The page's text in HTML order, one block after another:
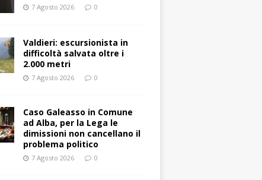
7 Agosto 2026 0
Valdieri: escursionista in
difficoltà salvata oltre i
2.000 metri
7 Agosto 2026 0
Caso Galeasso in Comune
ad Alba, per la Lega le
dimissioni non cancellano il
problema politico
7 Agosto 2026 0